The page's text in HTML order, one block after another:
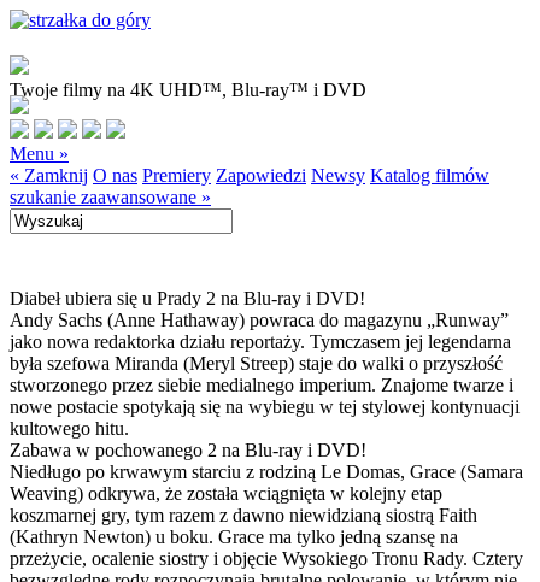
Twoje filmy na 4K UHD™, Blu-ray™ i DVD
Menu »
« Zamknij O nas Premiery Zapowiedzi Newsy Katalog filmów
szukanie zaawansowane »
Diabeł ubiera się u Prady 2 na Blu-ray i DVD!
Andy Sachs (Anne Hathaway) powraca do magazynu „Runway”
jako nowa redaktorka działu reportaży. Tymczasem jej legendarna
była szefowa Miranda (Meryl Streep) staje do walki o przyszłość
stworzonego przez siebie medialnego imperium. Znajome twarze i
nowe postacie spotykają się na wybiegu w tej stylowej kontynuacji
kultowego hitu.
Zabawa w pochowanego 2 na Blu-ray i DVD!
Niedługo po krwawym starciu z rodziną Le Domas, Grace (Samara
Weaving) odkrywa, że została wciągnięta w kolejny etap
koszmarnej gry, tym razem z dawno niewidzianą siostrą Faith
(Kathryn Newton) u boku. Grace ma tylko jedną szansę na
przeżycie, ocalenie siostry i objęcie Wysokiego Tronu Rady. Cztery